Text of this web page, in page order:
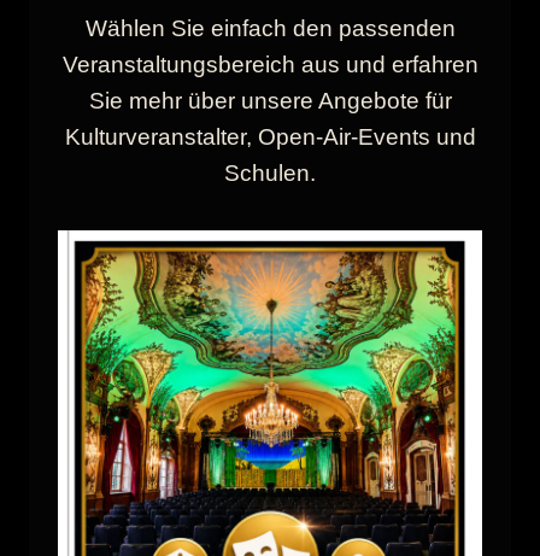
Wählen Sie einfach den passenden
Veranstaltungsbereich aus und erfahren
Sie mehr über unsere Angebote für
Kulturveranstalter, Open-Air-Events und
Schulen.